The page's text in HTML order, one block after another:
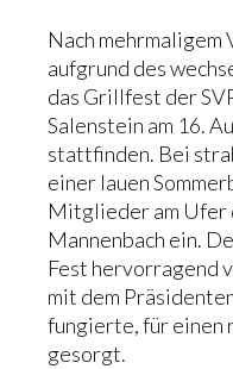
Fotogalerie
Presse
Links
Nach mehrmaligem
aufgrund des
das Grillfest der
Salenstein am 16.
stattfinden. Bei
einer lauen
Mitglieder am Ufer
Mannenbach ein.
Fest hervorragend
mit dem
fungierte, für einen
gesorgt.